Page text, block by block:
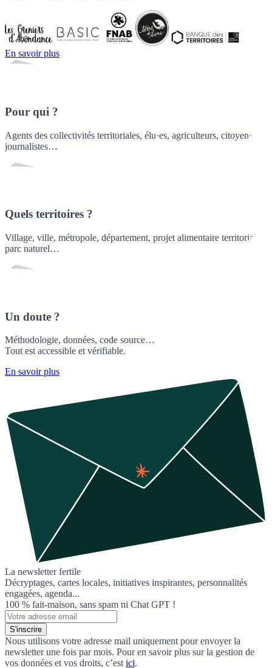
En savoir plus
Pour qui ?
Agents des collectivités territoriales, élu·es, agriculteurs, citoyen·nes,
journalistes…
Quels territoires ?
Village, ville, métropole, département, projet alimentaire territorial,
parc naturel…
Un doute ?
Méthodologie, données, code source…
Tout est accessible et vérifiable.
En savoir plus
La newsletter fertile
Décryptages, cartes locales, initiatives inspirantes, personnalités
engagées, agenda...
100 % fait-maison, sans spam ni Chat GPT !
S'inscrire
Nous utilisons votre adresse mail uniquement pour envoyer la
newsletter une fois par mois. Pour en savoir plus sur la gestion de
vos données et vos droits, c’est ici.